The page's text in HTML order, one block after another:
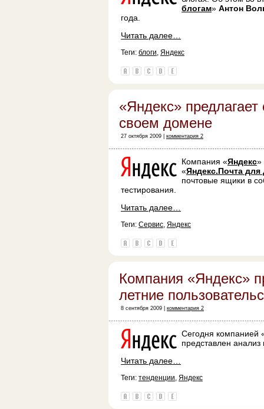
блогам» Антон
года.
Читать далее…
Теги: блоги, Яндекс
«Яндекс» предлагает
своем домене
27 октября 2009 | комментария 2
Компания «Яндекс»
«Яндекс.Почта для
почтовые ящики в
тестирования.
Читать далее…
Теги: Сервис, Яндекс
Компания «Яндекс»
летние
8 сентября 2009 | комментария 2
Сегодня компанией
представлен анализ
Читать далее…
Теги: тенденции, Яндекс